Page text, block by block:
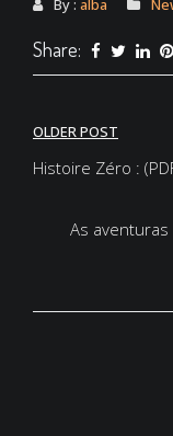
By : alba
Share:
Post
navigation
OLDER POST
Histoire Zéro :
As aventuras